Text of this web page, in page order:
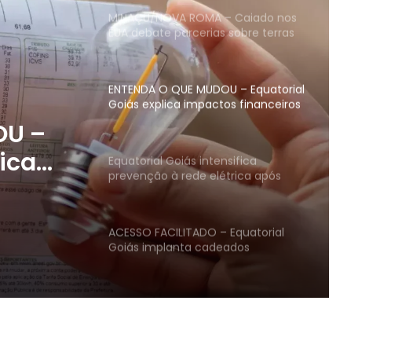
–
que
no
MINAÇU/NOVA ROMA – Caiado nos
EUA debate parcerias sobre terras
raras com número 2 da diplomacia
norte-americana
ENTENDA O QUE MUDOU – Equatorial
Goiás explica impactos financeiros
que provocaram aumento no valor
da conta de energia
Equatorial Goiás intensifica
prevenção à rede elétrica após
salto de 48% nas queimadas no
primeiro semestre
ACESSO FACILITADO – Equatorial
Goiás implanta cadeados
numéricos em porteiras da zona